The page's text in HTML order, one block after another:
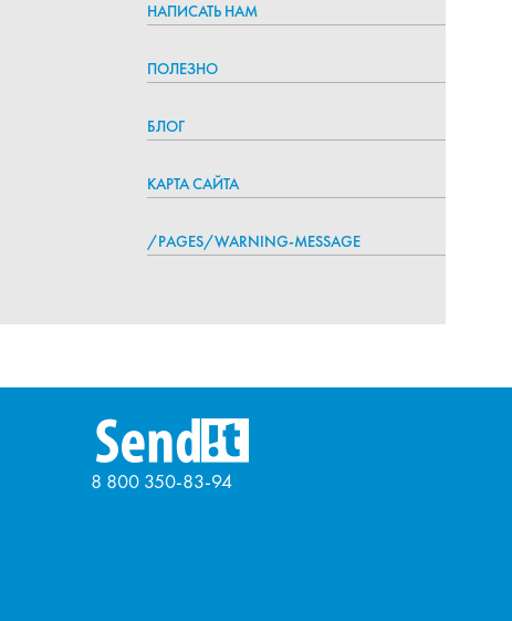
НАПИСАТЬ НАМ
ПОЛЕЗНО
БЛОГ
КАРТА САЙТА
/PAGES/WARNING-MESSAGE
8 800 350-83-94